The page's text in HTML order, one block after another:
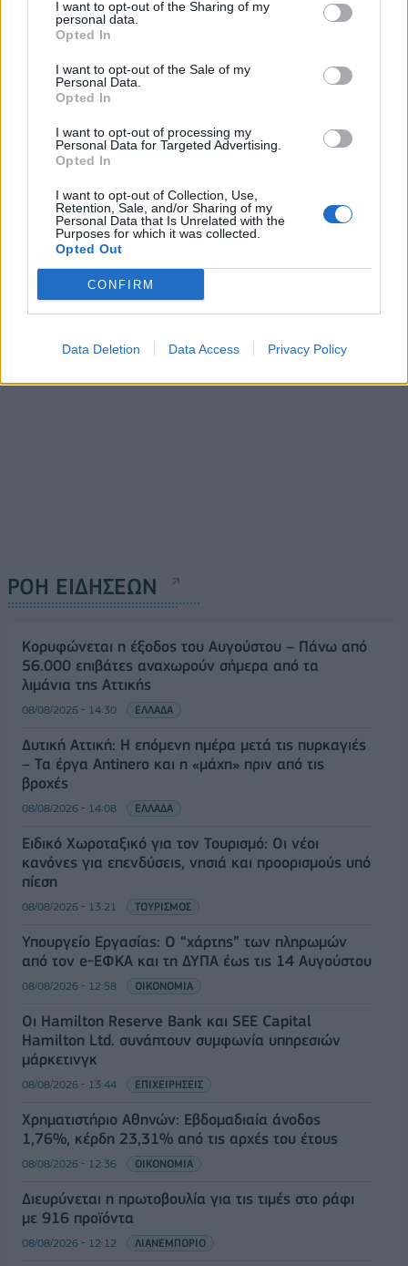
I want to opt-out of the Sharing of my
personal data.
Opted In
I want to opt-out of the Sale of my
Personal Data.
Opted In
I want to opt-out of processing my
Personal Data for Targeted Advertising.
Opted In
I want to opt-out of Collection, Use,
Retention, Sale, and/or Sharing of my
Personal Data that Is Unrelated with the
Purposes for which it was collected.
Opted Out
CONFIRM
Data Deletion Data Access Privacy Policy
Πρόστιμο-ρεκόρ 170 εκατ.
στη Google για παραβίαση
παιδικών προσωπικών
δεδομένων στο YouTube
04/09/2019 - 20:37
Bosch: Νέος αισθητήρας
εντοπισμού χώρου
στάθμευσης
ΡΟΗ ΕΙΔΗΣΕΩΝ
Κορυφώνεται η έξοδος του Αυγούστου – Πάνω από
56.000 επιβάτες αναχωρούν σήμερα από τα
λιμάνια της Αττικής
08/08/2026 - 14:30 ΕΛΛΑΔΑ
Δυτική Αττική: Η επόμενη ημέρα μετά τις πυρκαγιές
– Τα έργα Antinero και η «μάχη» πριν από τις
βροχές
08/08/2026 - 14:08 ΕΛΛΑΔΑ
Ειδικό Χωροταξικό για τον Τουρισμό: Οι νέοι
κανόνες για επενδύσεις, νησιά και προορισμούς υπό
πίεση
08/08/2026 - 13:21 ΤΟΥΡΙΣΜΟΣ
Υπουργείο Εργασίας: Ο “χάρτης” των πληρωμών
από τον e-ΕΦΚΑ και τη ΔΥΠΑ έως τις 14 Αυγούστου
08/08/2026 - 12:58 ΟΙΚΟΝΟΜΙΑ
Οι Hamilton Reserve Bank και SEE Capital
Hamilton Ltd. συνάπτουν συμφωνία υπηρεσιών
μάρκετινγκ
08/08/2026 - 13:44 ΕΠΙΧΕΙΡΗΣΕΙΣ
Χρηματιστήριο Αθηνών: Εβδομαδιαία άνοδος
1,76%, κέρδη 23,31% από τις αρχές του έτους
08/08/2026 - 12:36 ΟΙΚΟΝΟΜΙΑ
Διευρύνεται η πρωτοβουλία για τις τιμές στο ράφι
με 916 προϊόντα
08/08/2026 - 12:12 ΛΙΑΝΕΜΠΟΡΙΟ